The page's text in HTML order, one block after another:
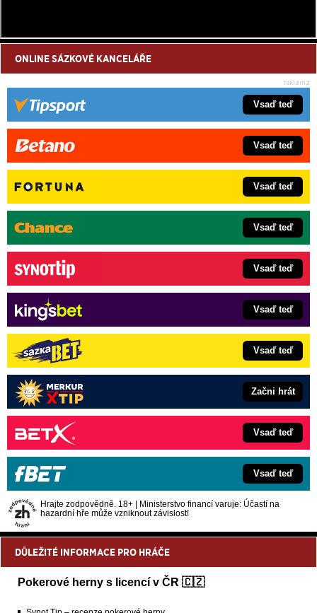
ONLINE SÁZKOVÉ KANCELÁŘE
Vsaď teď
Vsaď teď
Vsaď teď
Vsaď teď
Vsaď teď
Vsaď teď
Vsaď teď
Začni hrát
Vsaď teď
Vsaď teď
Hrajte zodpovědně. 18+ | Ministerstvo financí varuje: Účastí na
hazardní hře může vzniknout závislost!
DŮLEŽITÉ INFORMACE PRO HRÁČE
Pokerové herny s licencí v ČR 🇨🇿